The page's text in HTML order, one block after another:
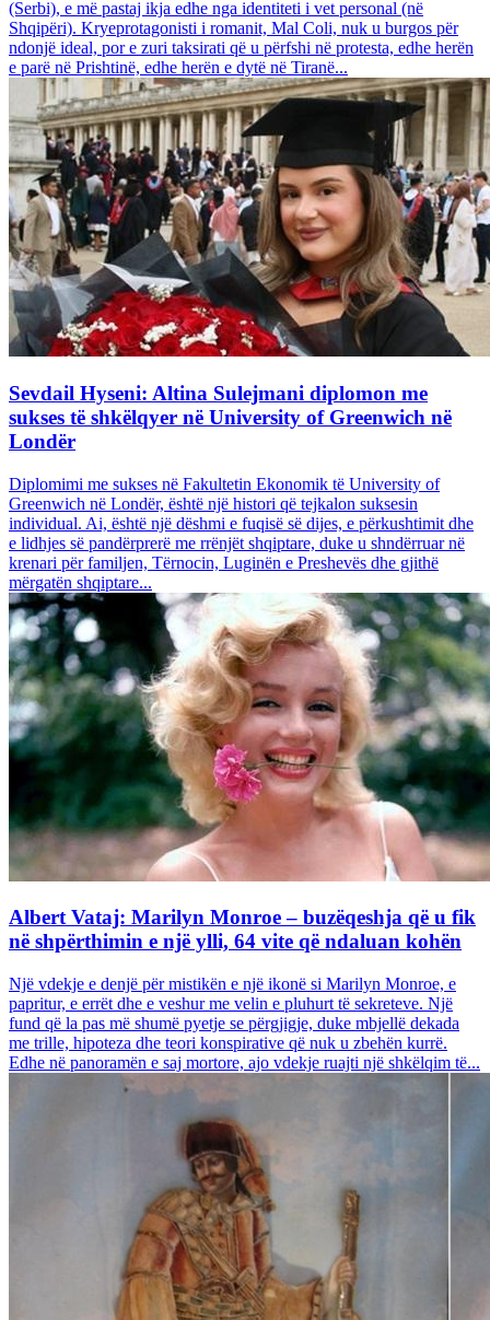
(Serbi), e më pastaj ikja edhe nga identiteti i vet personal (në
Shqipëri). Kryeprotagonisti i romanit, Mal Coli, nuk u burgos për
ndonjë ideal, por e zuri taksirati që u përfshi në protesta, edhe herën
e parë në Prishtinë, edhe herën e dytë në Tiranë...
Sevdail Hyseni: Altina Sulejmani diplomon me
sukses të shkëlqyer në University of Greenwich në
Londër
Diplomimi me sukses në Fakultetin Ekonomik të University of
Greenwich në Londër, është një histori që tejkalon suksesin
individual. Ai, është një dëshmi e fuqisë së dijes, e përkushtimit dhe
e lidhjes së pandërprerë me rrënjët shqiptare, duke u shndërruar në
krenari për familjen, Tërnocin, Luginën e Preshevës dhe gjithë
mërgatën shqiptare...
Albert Vataj: Marilyn Monroe – buzëqeshja që u fik
në shpërthimin e një ylli, 64 vite që ndaluan kohën
Një vdekje e denjë për mistikën e një ikonë si Marilyn Monroe, e
papritur, e errët dhe e veshur me velin e pluhurt të sekreteve. Një
fund që la pas më shumë pyetje se përgjigje, duke mbjellë dekada
me trille, hipoteza dhe teori konspirative që nuk u zbehën kurrë.
Edhe në panoramën e saj mortore, ajo vdekje ruajti një shkëlqim të...